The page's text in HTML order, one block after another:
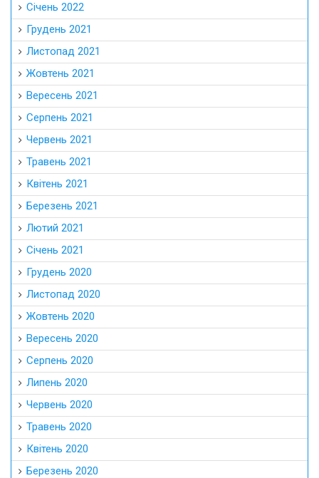
Січень 2022
Грудень 2021
Листопад 2021
Жовтень 2021
Вересень 2021
Серпень 2021
Червень 2021
Травень 2021
Квітень 2021
Березень 2021
Лютий 2021
Січень 2021
Грудень 2020
Листопад 2020
Жовтень 2020
Вересень 2020
Серпень 2020
Липень 2020
Червень 2020
Травень 2020
Квітень 2020
Березень 2020